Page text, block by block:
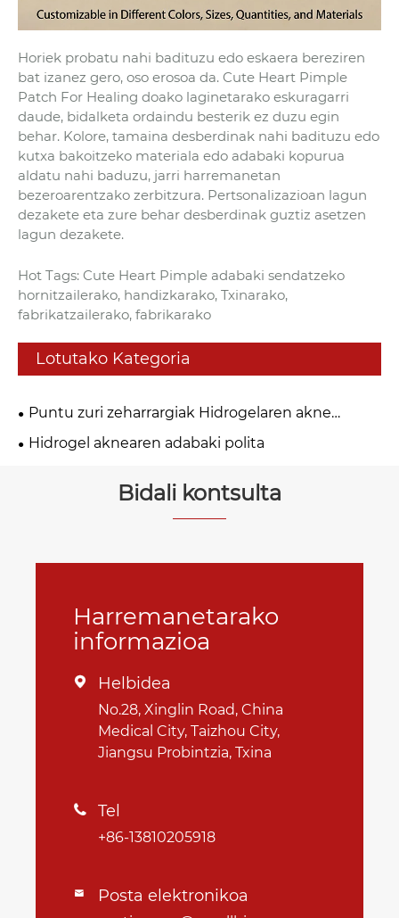
Horiek probatu nahi badituzu edo eskaera bereziren
bat izanez gero, oso erosoa da. Cute Heart Pimple
Patch For Healing doako laginetarako eskuragarri
daude, bidalketa ordaindu besterik ez duzu egin
behar. Kolore, tamaina desberdinak nahi badituzu edo
kutxa bakoitzeko materiala edo adabaki kopurua
aldatu nahi baduzu, jarri harremanetan
bezeroarentzako zerbitzura. Pertsonalizazioan lagun
dezakete eta zure behar desberdinak guztiz asetzen
lagun dezakete.
Hot Tags: Cute Heart Pimple adabaki sendatzeko
hornitzailerako, handizkarako, Txinarako,
fabrikatzailerako, fabrikarako
Lotutako Kategoria
Puntu zuri zeharrargiak Hidrogelaren akne
adabakia
Hidrogel aknearen adabaki polita
Bidali kontsulta
Harremanetarako
informazioa
 Helbidea
No.28, Xinglin Road, China
Medical City, Taizhou City,
Jiangsu Probintzia, Txina
 Tel
+86-13810205918
 Posta elektronikoa